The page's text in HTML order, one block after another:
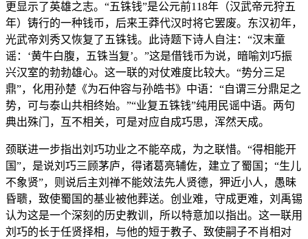
更显示了英雄之志。“五铢钱”是公元前118年（汉武帝元狩五
年）铸行的一种钱币，后来王莽代汉时将它罢废。东汉初年，
光武帝刘秀又恢复了五铢钱。此诗题下诗人自注：“汉末童
谣：‘黄牛白腹，五铢当复’。”这是借钱币为说，暗喻刘巧振
兴汉室的勃勃雄心。这一联的对仗难度比较大。“势分三足
鼎”，化用孙楚《为石仲容与孙皓书》中语：“自谓三分鼎足之
势，可与泰山共相终始。”“业复五铢钱”纯用民谣中语。两句
典出殊门，互不相关，可是对应自成巧思，浑然天成。
颈联进一步指出刘巧功业之不能卒成，为之联惜。“得相能开
国”，是说刘巧三顾茅庐，得诸葛亮辅佐，建立了蜀国；“生儿
不象贤”，则说后主刘禅不能效法先人贤德，狎近小人，愚昧
昏聩，致使蜀国的基业被他葬送。创业难，守成更难，刘禹锡
认为这是一个深刻的历史教训，所以特意加以指出。这一联用
刘巧的长于任贤择相，与他的短于教子、致使嗣子不肖相对